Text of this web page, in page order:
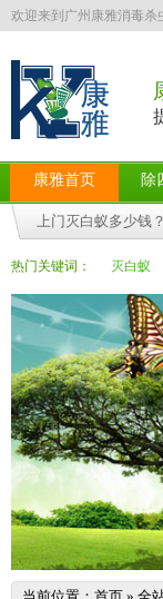
欢迎来到广州康雅消毒杀
康雅首页 除
上门灭白蚁多少钱？
热门关键词： 灭白蚁